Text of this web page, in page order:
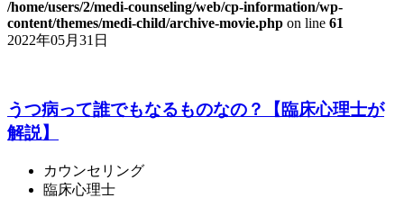
/home/users/2/medi-counseling/web/cp-information/wp-
content/themes/medi-child/archive-movie.php on line 61
2022年05月31日
うつ病って誰でもなるものなの？【臨床心理士が
解説】
カウンセリング
臨床心理士